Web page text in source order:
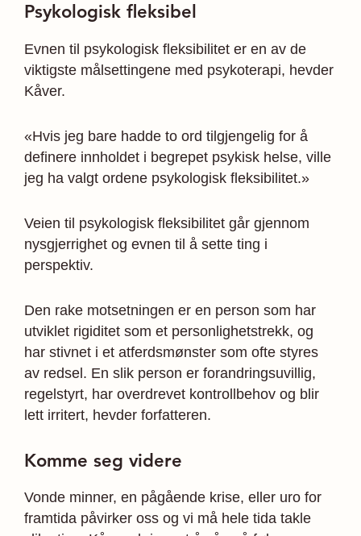
Psykologisk fleksibel
Evnen til psykologisk fleksibilitet er en av de
viktigste målsettingene med psykoterapi, hevder
Kåver.
«Hvis jeg bare hadde to ord tilgjengelig for å
definere innholdet i begrepet psykisk helse, ville
jeg ha valgt ordene psykologisk fleksibilitet.»
Veien til psykologisk fleksibilitet går gjennom
nysgjerrighet og evnen til å sette ting i
perspektiv.
Den rake motsetningen er en person som har
utviklet rigiditet som et personlighetstrekk, og
har stivnet i et atferdsmønster som ofte styres
av redsel. En slik person er forandringsuvillig,
regelstyrt, har overdrevet kontrollbehov og blir
lett irritert, hevder forfatteren.
Komme seg videre
Vonde minner, en pågående krise, eller uro for
framtida påvirker oss og vi må hele tida takle